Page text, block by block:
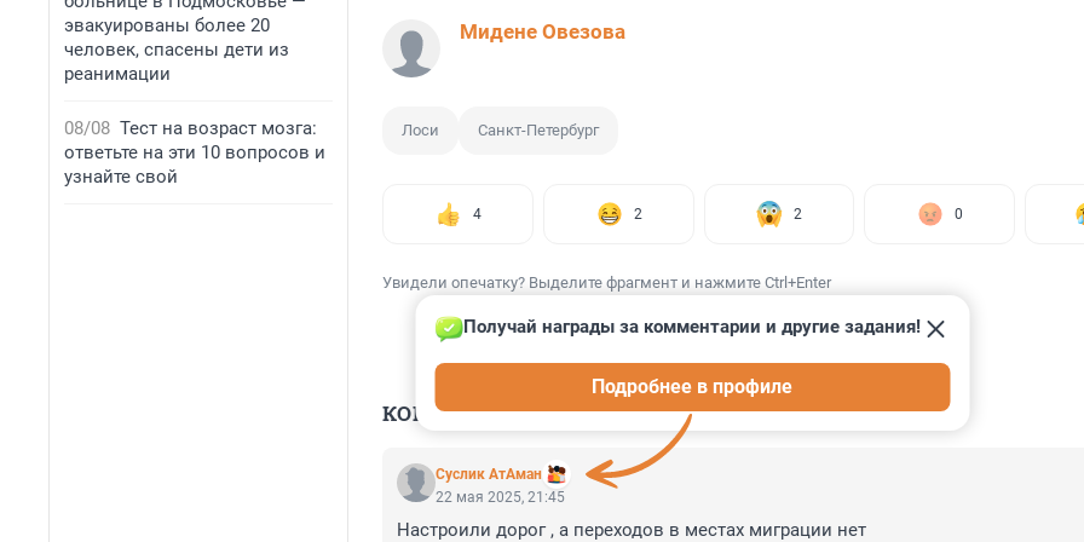
эвакуированы более 20
человек, спасены дети из
реанимации
08/08 Тест на возраст мозга:
ответьте на эти 10 вопросов и
узнайте свой
Мидене Овезова
Лоси Санкт-Петербург
4 2 2 0
Увидели опечатку? Выделите фрагмент и нажмите Ctrl+Enter
КОММЕНТАРИИ 12
Суслик АтАман
Получай награды за комментарии и другие задания!
Подробнее в профиле
22 мая 2025, 21:45
Настроили дорог , а переходов в местах миграции нет